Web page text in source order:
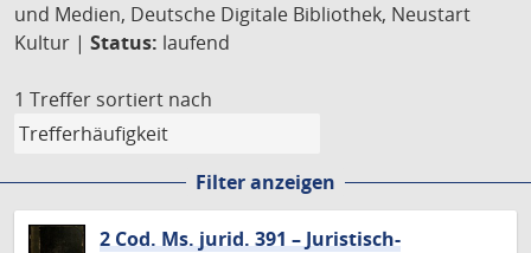
und Medien, Deutsche Digitale Bibliothek, Neustart
Kultur | Status: laufend
1 Treffer sortiert nach
Filter anzeigen
2 Cod. Ms. jurid. 391 – Juristisch-